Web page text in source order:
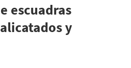
escuadras
y